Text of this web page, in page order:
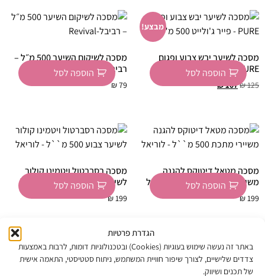
הגדרת פרטיות
באתר זה נעשה שימוש בעוגיות (Cookies) ובטכנולוגיות דומות, לרבות באמצעות
צדדים שלישיים, לצורך שיפור חוויית המשתמש, ניתוח סטטיסטי, התאמה אישית
של תכנים ושיווק.
מבצע!
מסכה לשיער יבש צבוע ופגום
PURE – פייר ג'ולייט 500 מ"ל
₪125
₪107
הוספה לסל
מסכה לשיקום השיער 500 מ״ל –
רביבל-Revival
₪79
הוספה לסל
מסכה מטאל דיטוקס להגנה
משיירי מתכת 500 מ"ל – לוריאל
₪199
הוספה לסל
מסכה רסברטול ויטמינו קולור
לשיער צבוע 500 מ"ל – לוריאל
₪199
הוספה לסל